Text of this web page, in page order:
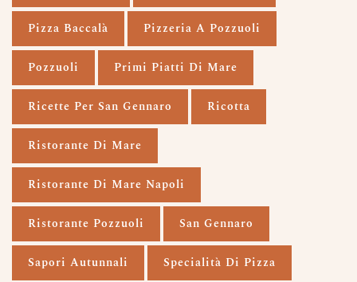
Pizza Baccalà Pizzeria A Pozzuoli
Pozzuoli Primi Piatti Di Mare
Ricette Per San Gennaro Ricotta
Ristorante Di Mare
Ristorante Di Mare Napoli
Ristorante Pozzuoli San Gennaro
Sapori Autunnali Specialità Di Pizza